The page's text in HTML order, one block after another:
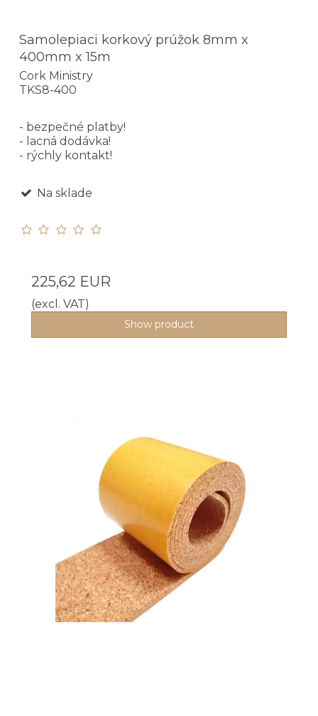
Samolepiaci korkový prúžok 8mm x
400mm x 15m
Cork Ministry
TKS8-400
- bezpečné platby!
- lacná dodávka!
- rýchly kontakt!
Na sklade
225,62 EUR
(excl. VAT)
Show product